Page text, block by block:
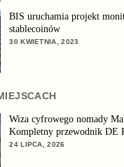
BIS uruchamia projekt
stablecoinów
30 KWIETNIA, 2023
Wiza cyfrowego nomady
Kompletny przewodnik DE
24 LIPCA, 2026